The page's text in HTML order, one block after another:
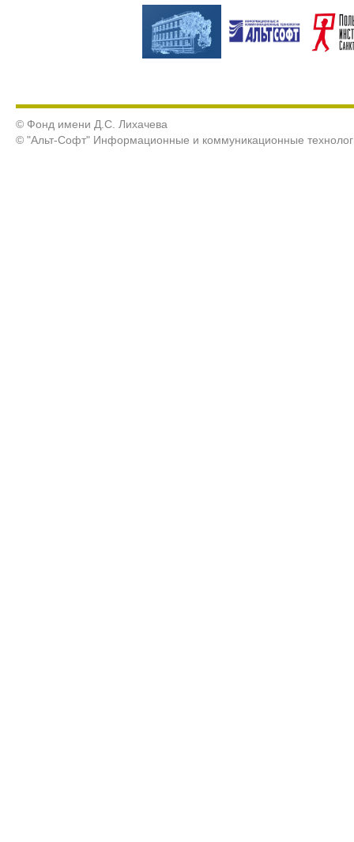
© Фонд имени Д.С. Лихачева
© "Альт-Софт" Информационные и коммуникационные